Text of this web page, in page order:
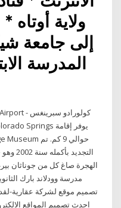
ولاية أوتاه
إلى جامعة
المدرسة
الهجرة صاغ كل من جوناثان
مدرسة وودلاند بارك
تصميم موقع لشركة عقارية-
احدث تصميم المواقع